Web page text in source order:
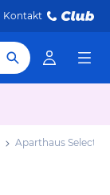
Kontakt
Aparthaus Select